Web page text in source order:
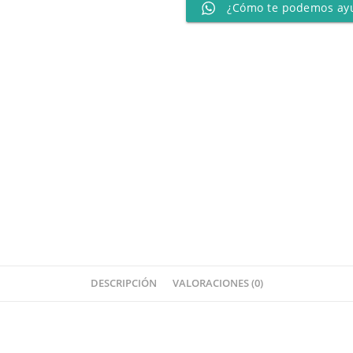
¿Cómo te podemos
DESCRIPCIÓN VALORACIONES (0)